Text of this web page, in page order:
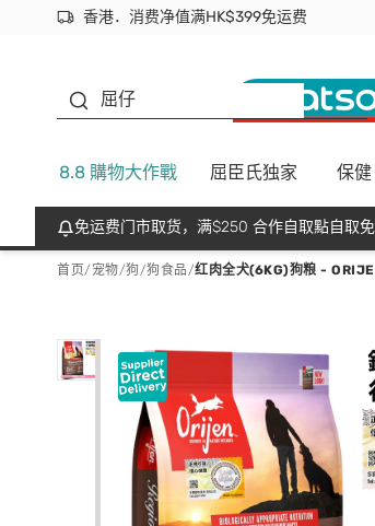
香港．消费净值满HK$399免运费
立即成为易赏钱会员尽享独家优惠
首次APP下单买满$450 输入 NEWAPP 即减
屈仔
8.8 購物大作戰 屈臣氏独家 保健
免运费门市取货，满$250 合作自取點自取
首页/ 宠物/狗/狗食品/红肉全犬(6KG)狗粮 -